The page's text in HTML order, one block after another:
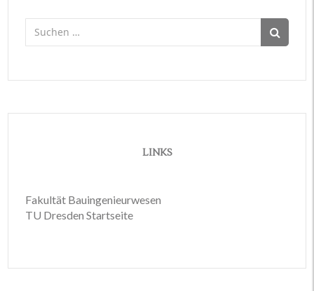
Suchen
nach:
LINKS
Fakultät Bauingenieurwesen
TU Dresden Startseite